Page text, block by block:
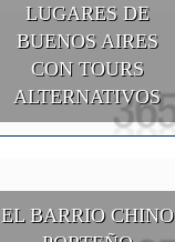
LUGARES DE
BUENOS AIRES
CON TOURS
ALTERNATIVOS
EL BARRIO CHINO